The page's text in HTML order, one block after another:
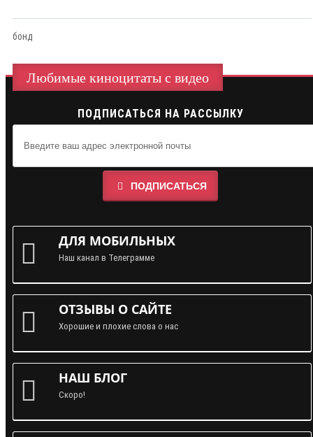
бонд
Любимые киноцитаты с видео
ПОДПИСАТЬСЯ НА РАССЫЛКУ
ПОДПИСАТЬСЯ
ДЛЯ МОБИЛЬНЫХ
Наш канал в Телеграмме
ОТЗЫВЫ О САЙТЕ
Хорошие и плохие слова о нас
НАШ БЛОГ
Скоро!